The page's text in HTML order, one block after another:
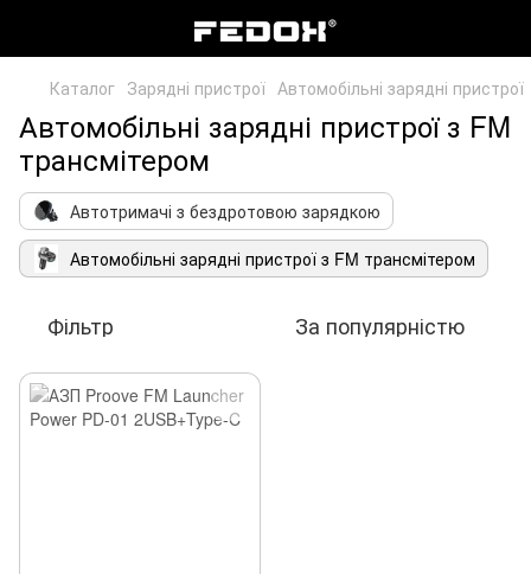
Каталог Зарядні пристрої Автомобільні зарядні пристрої
Автомобільні зарядні пристрої з FM
трансмітером
Автотримачі з бездротовою зарядкою
Автомобільні зарядні пристрої з FM трансмітером
Фільтр За популярністю